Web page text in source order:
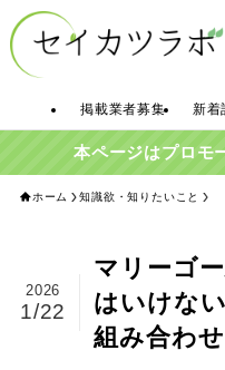
掲載業者募集 新着
本ページはプロモ
ホーム 知識欲・知りたいこと
マリーゴ
はいけな
組み合わ
2026
1/22